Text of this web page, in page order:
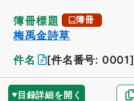
簿冊標題 簿冊
梅禹金詩草
件名
[件名番号: 0001]
目録詳細を開く